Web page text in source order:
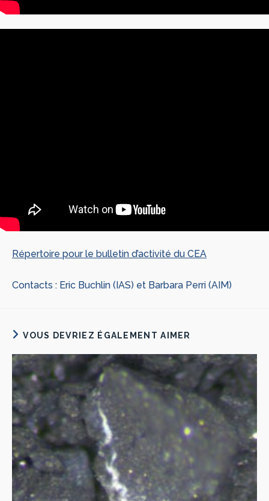
Répertoire pour le bulletin d’activité du CEA
Contacts : Eric Buchlin (IAS) et Barbara Perri (AIM)
VOUS DEVRIEZ ÉGALEMENT AIMER